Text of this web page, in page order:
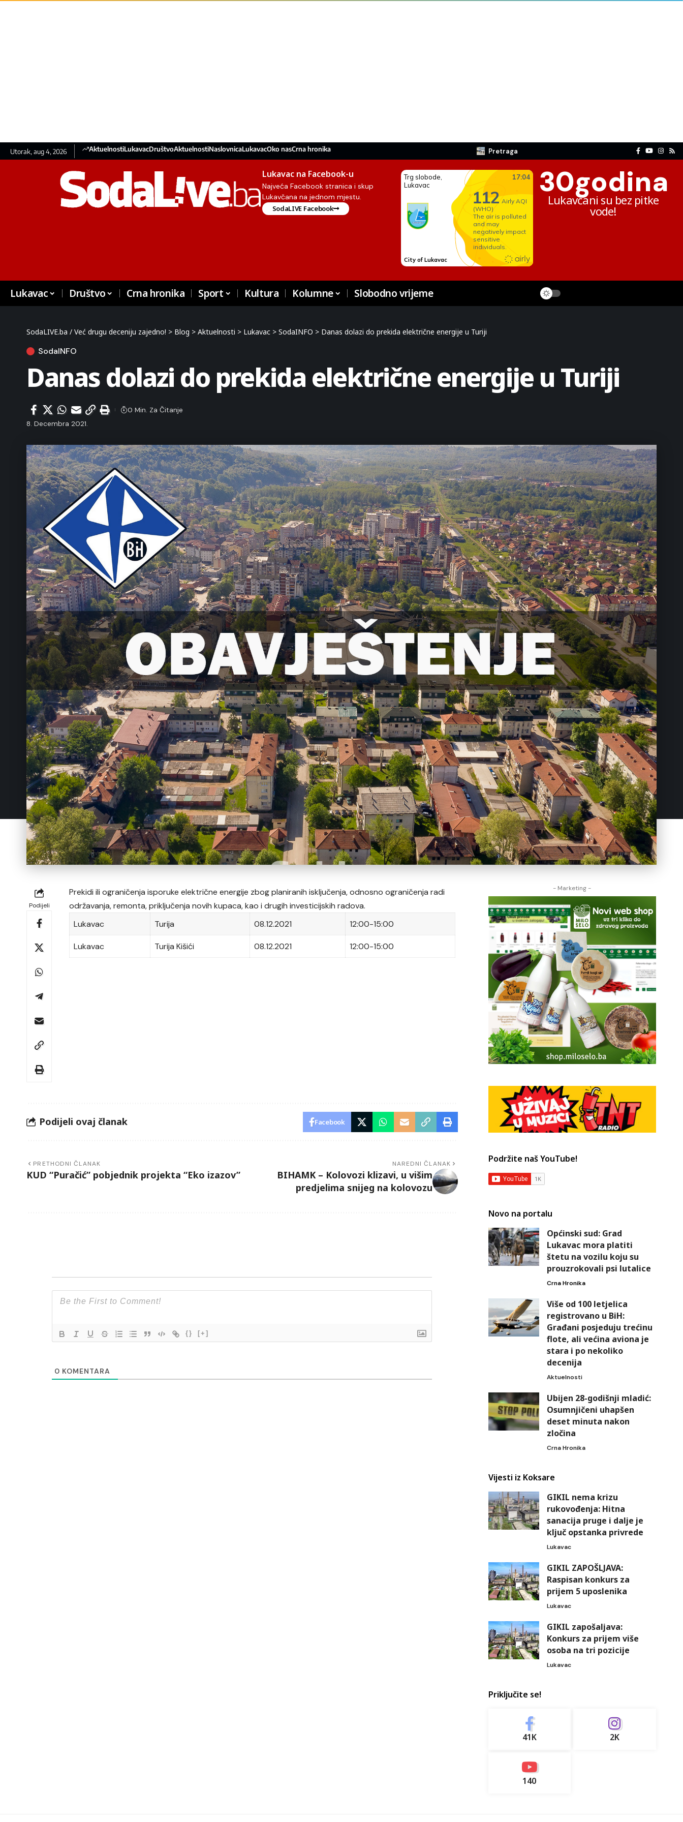
Utorak, aug 4, 2026 AktuelnostiLukavacDruštvoAktuelnostiNaslovnicaLukavacOko nasCrna hronika Pretraga
Lukavac na Facebook-u
Najveća Facebook stranica i skup
Lukavčana na jednom mjestu.
SodaLIVE Facebook
30godina
Lukavčani su bez pitke
vode!
Lukavac Društvo Crna hronika Sport Kultura Kolumne Slobodno vrijeme
SodaLIVE.ba / Već drugu deceniju zajedno! > Blog > Aktuelnosti > Lukavac > SodaINFO > Danas dolazi do prekida električne energije u Turiji
SodaINFO
Danas dolazi do prekida električne energije u Turiji
8. Decembra 2021.
0 Min. Za Čitanje
Podijeli
Prekidi ili ograničenja isporuke električne energije zbog planiranih isključenja, odnosno ograničenja radi
održavanja, remonta, priključenja novih kupaca, kao i drugih investicijskih radova.
Lukavac
Turija 08.12.2021 12:00-15:00
Lukavac Turija Kišići 08.12.2021 12:00-15:00
Podijeli ovaj članak Facebook
PRETHODNI ČLANAK
KUD “Puračić” pobjednik projekta “Eko izazov”
NAREDNI ČLANAK
BIHAMK – Kolovozi klizavi, u višim
predjelima snijeg na kolovozu
{} [+]
0 KOMENTARA
- Marketing -
Podržite naš YouTube!
Novo na portalu
Općinski sud: Grad
Lukavac mora platiti
štetu na vozilu koju su
prouzrokovali psi lutalice
Crna Hronika
Više od 100 letjelica
registrovano u BiH:
Građani posjeduju trećinu
flote, ali većina aviona je
stara i po nekoliko
decenija
Aktuelnosti
Ubijen 28-godišnji mladić:
Osumnjičeni uhapšen
deset minuta nakon
zločina
Crna Hronika
Vijesti iz Koksare
GIKIL nema krizu
rukovođenja: Hitna
sanacija pruge i dalje je
ključ opstanka privrede
Lukavac
GIKIL ZAPOŠLJAVA:
Raspisan konkurs za
prijem 5 uposlenika
Lukavac
GIKIL zapošaljava:
Konkurs za prijem više
osoba na tri pozicije
Lukavac
Priključite se!
41K 2K
140